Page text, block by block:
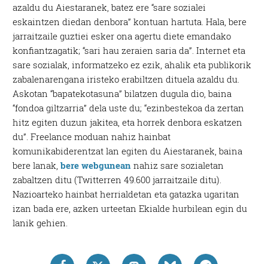
azaldu du Aiestaranek, batez ere “sare sozialei
eskaintzen diedan denbora” kontuan hartuta. Hala, bere
jarraitzaile guztiei esker ona agertu diete emandako
konfiantzagatik; “sari hau zeraien saria da”. Internet eta
sare sozialak, informatzeko ez ezik, ahalik eta publikorik
zabalenarengana iristeko erabiltzen dituela azaldu du.
Askotan “bapatekotasuna” bilatzen dugula dio, baina
“fondoa giltzarria” dela uste du; “ezinbestekoa da zertan
hitz egiten duzun jakitea, eta horrek denbora eskatzen
du”. Freelance moduan nahiz hainbat
komunikabiderentzat lan egiten du Aiestaranek, baina
bere lanak,bere webgunean nahiz sare sozialetan
zabaltzen ditu (Twitterren 49.600 jarraitzaile ditu).
Nazioarteko hainbat herrialdetan eta gatazka ugaritan
izan bada ere, azken urteetan Ekialde hurbilean egin du
lanik gehien.